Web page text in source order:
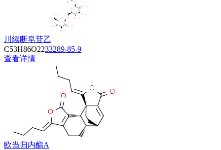
川续断皂苷乙
C53H86O2233289-85-9
查看详情
欧当归内酯A